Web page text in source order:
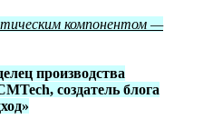
компонентом —
производства
создатель блога